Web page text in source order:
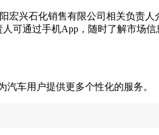
宏兴石化销售有限公司相关负责
可通过手机App，随时了解市场信
车用户提供更多个性化的服务。